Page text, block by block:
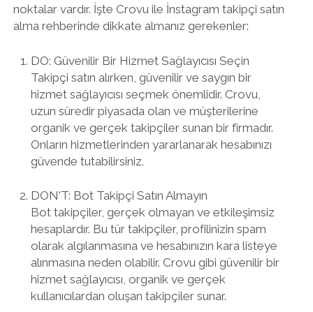
noktalar vardır. İşte Crovu ile İnstagram takipçi satın
alma rehberinde dikkate almanız gerekenler:
DO: Güvenilir Bir Hizmet Sağlayıcısı Seçin
Takipçi satın alırken, güvenilir ve saygın bir
hizmet sağlayıcısı seçmek önemlidir. Crovu,
uzun süredir piyasada olan ve müşterilerine
organik ve gerçek takipçiler sunan bir firmadır.
Onların hizmetlerinden yararlanarak hesabınızı
güvende tutabilirsiniz.
DON'T: Bot Takipçi Satın Almayın
Bot takipçiler, gerçek olmayan ve etkileşimsiz
hesaplardır. Bu tür takipçiler, profilinizin spam
olarak algılanmasına ve hesabınızın kara listeye
alınmasına neden olabilir. Crovu gibi güvenilir bir
hizmet sağlayıcısı, organik ve gerçek
kullanıcılardan oluşan takipçiler sunar.